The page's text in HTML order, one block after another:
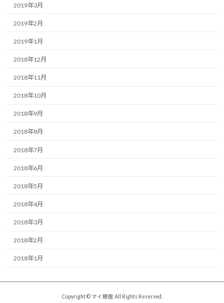
2019年3月
2019年2月
2019年1月
2018年12月
2018年11月
2018年10月
2018年9月
2018年8月
2018年7月
2018年6月
2018年5月
2018年4月
2018年3月
2018年2月
2018年1月
Copyright © マイ銀座 All Rights Reserved.